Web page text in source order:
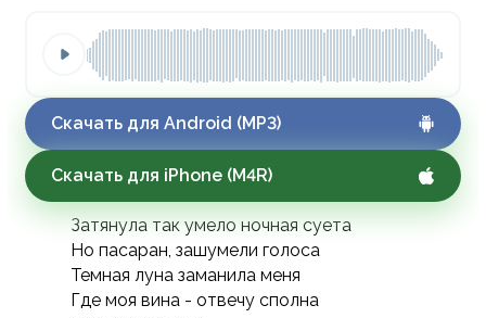
Скачать для Android (MP3)
Скачать для iPhone (M4R)
Затянула так умело ночная суета
Но пасаран, зашумели голоса
Темная луна заманила меня
Где моя вина - отвечу сполна